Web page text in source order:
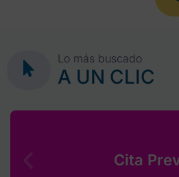
Lo más buscado
A UN CLIC
Cita